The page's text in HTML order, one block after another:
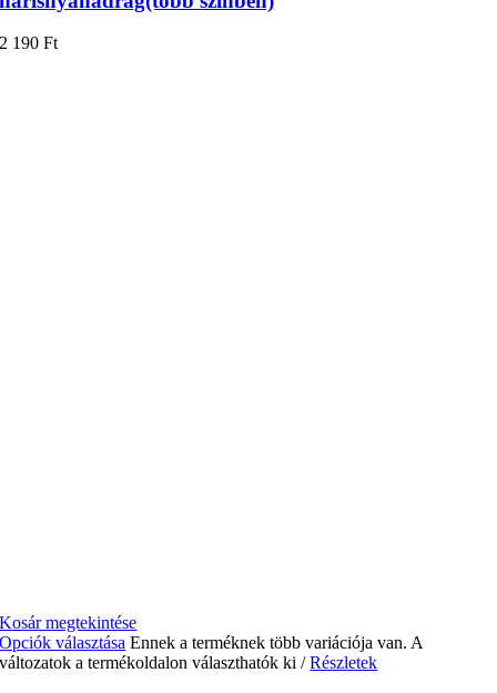
2 190Ft
Kosár megtekintése
Opciók választása Ennek a terméknek több variációja van. A
változatok a termékoldalon választhatók ki/ Részletek